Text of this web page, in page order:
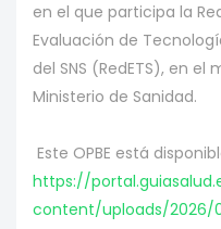
en el que participa la
Evaluación de
del SNS (RedETS), en
Ministerio de Sanidad.
Este OPBE está
https://
content/uploads/2026/